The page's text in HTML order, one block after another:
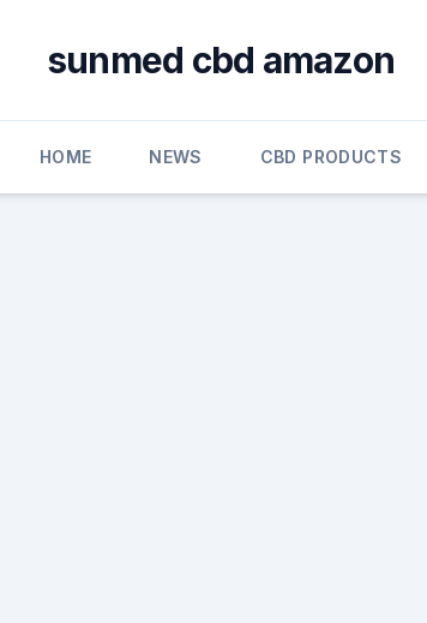
sunmed cbd amazon
HOME NEWS CBD PRODUCTS